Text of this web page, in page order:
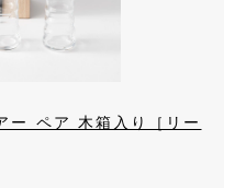
ー ペア 木箱入り［リー